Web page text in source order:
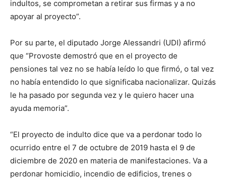
indultos, se comprometan a retirar sus firmas y a no
apoyar al proyecto”.
Por su parte, el diputado Jorge Alessandri (UDI) afirmó
que “Provoste demostró que en el proyecto de
pensiones tal vez no se había leído lo que firmó, o tal vez
no había entendido lo que significaba nacionalizar. Quizás
le ha pasado por segunda vez y le quiero hacer una
ayuda memoria”.
“El proyecto de indulto dice que va a perdonar todo lo
ocurrido entre el 7 de octubre de 2019 hasta el 9 de
diciembre de 2020 en materia de manifestaciones. Va a
perdonar homicidio, incendio de edificios, trenes o